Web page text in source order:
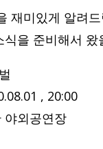
재미있게 알려드
을 준비해서 왔
, 20:00
야외공연장